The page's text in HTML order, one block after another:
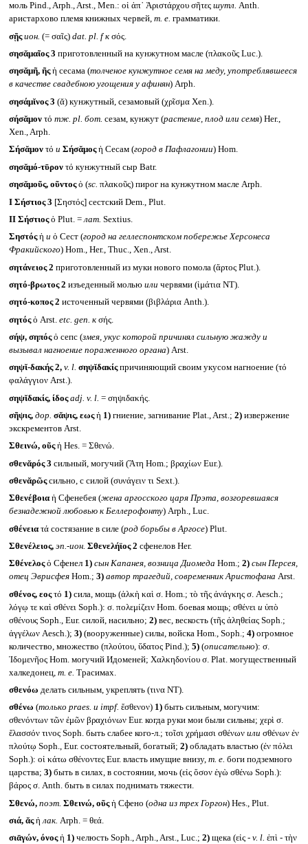
моль Pind., Arph., Arst., Men.: οἱ ἀπ᾽ Ἀριστάρχου σῆτες шутл. Anth.
аристархово племя книжных червей, т. е. грамматики.
σῇς ион. (= σαῖς)dat. pl. f кσός.
σησᾰμαῖος 3 приготовленный на кунжутном масле (πλακοῦς Luc.).
σησᾰμῆ, ῆςἡ сесама (толченое кунжутное семя на меду, употреблявшееся
в качестве свадебною угощения у афинян) Arph.
σησάμῐνος 3 (ᾰ) кунжутный, сезамовый (χρῖσμα Xen.).
σήσᾰμον τό тж. pl. бот. сезам, кунжут (растение, плод или семя) Her.,
Xen., Arph.
Σήσᾰμον τό и Σήσᾰμοςἡ Сесам (город в Пафлагонии) Hom.
σησᾰμό-τῡρον τό кунжутный сыр Batr.
σησᾰμοῦς, οῦντοςὁ (sc. πλακοῦς) пирог на кунжутном масле Arph.
I Σήστιος 3 [Σηστός] сестский Dem., Plut.
II Σήστιοςὁ Plut. =лат. Sextius.
Σηστόςἡ и ὁ Сест (город на геллеспонтском побережье Херсонеса
Фракийского) Hom., Her., Thuc., Xen., Arst.
σητάνειος 2 приготовленный из муки нового помола (ἄρτος Plut.).
σητό-βρωτος 2 изъеденный молью или червями (ἱμάτια NT).
σητό-κοπος 2 источенный червями (βιβλάρια Anth.).
σητόςὁ Arst. etc. gen. кσής.
σήψ, σηπόςὁ сепс (змея, укус которой причинял сильную жажду и
вызывал нагноение пораженного органа) Arst.
σηψῐ-δακής 2, v. l. σηψῐδακίςпричиняющий своим укусом нагноение (τό
φαλάγγιον Arst.).
σηψῐδακίς, ίδοςadj. v. l. = σηψιδακής.
σῆψις, дор. σᾰψις, εωςἡ 1)гниение, загнивание Plat., Arst.; 2)извержение
экскрементов Arst.
Σθεινώ, οῦςἡ Hes. = Σθενώ.
σθενᾰρός 3 сильный, могучий (Ἄτη Hom.; βραχίων Eur.).
σθενᾰρῶςсильно, с силой (συνάγειν τι Sext.).
Σθενέβοια ἡ Сфенебея (жена аргосского царя Прэта, возгоревшаяся
безнадежной любовью к Беллерофонту) Arph., Luc.
σθένεια τά состязание в силе (род борьбы в Аргосе) Plut.
Σθενέλειος, эп.-ион. Σθενελήϊος 2 сфенелов Her.
Σθένελοςὁ Сфенел 1) сын Капанея, возница Диомеда Hom.; 2) сын Персея,
отец ЭврисфеяHom.; 3) автор трагедий, современник Аристофана Arst.
σθένος, εοςτό 1)сила, мощь (ἀλκὴ καὶ σ. Hom.; τὸ τῆς ἀνάγκης σ. Aesch.;
λόγῳ τε καὶ σθένει Soph.): σ. πολεμίζειν Hom. боевая мощь; σθένει и ὑπὸ
σθένους Soph., Eur. силой, насильно; 2)вес, вескость (τῆς ἀληθείας Soph.;
ἀγγέλων Aesch.); 3)(вооруженные) силы, войска Hom., Soph.; 4)огромное
количество, множество (πλούτου, ὕδατος Pind.); 5)(описательно): σ.
Ἰδομενῆος Hom. могучий Идоменей; Χαλκηδονίου σ. Plat. могущественный
халкедонец, т. е. Трасимах.
σθενόω делать сильным, укреплять (τινα NT).
σθένω (только praes. и impf. ἔσθενον) 1)быть сильным, могучим:
σθενόντων τῶν ἐμῶν βραχιόνων Eur. когда руки мои были сильны; χερὶ σ.
ἔλασσόν τινος Soph. быть слабее кого-л.; τοῖσι χρήμασι σθένων или σθένων ἐν
πλούτῳ Soph., Eur. состоятельный, богатый; 2)обладать властью (ἐν πόλει
Soph.): οἱ κάτω σθένοντες Eur. власть имущие внизу, т. е. боги подземного
царства; 3)быть в силах, в состоянии, мочь (εἰς ὅσον ἐγὼ σθένω Soph.):
βάρος σ. Anth. быть в силах поднимать тяжести.
Σθενώ, поэт. Σθεινώ, οῦςἡ Сфено (одна из трех Горгон) Hes., Plut.
σιά, ᾰςἡлак. Arph. = θεά.
σιᾱγών, όνοςἡ 1)челюсть Soph., Arph., Arst., Luc.; 2)щека (εἰς - v. l. ἐπὶ - τὴν